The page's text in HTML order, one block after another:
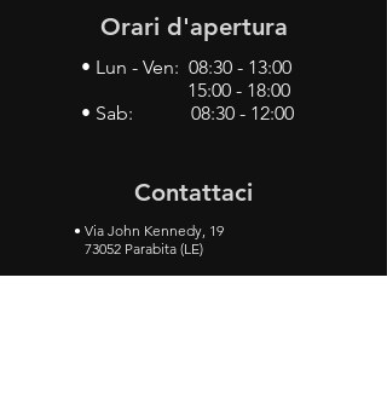
Orari d'apertura
• Lun - Ven: 08:30 - 13:00
15:00 - 18:00
• Sab: 08:30 - 12:00
Contattaci
• Via John Kennedy, 19
73052 Parabita (LE)